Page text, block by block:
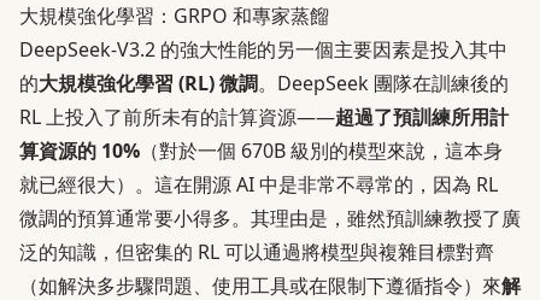
大規模強化學習：GRPO 和專家蒸餾
DeepSeek-V3.2 的強大性能的另一個主要因素是投入其中
的大規模強化學習 (RL) 微調。DeepSeek 團隊在訓練後的
RL 上投入了前所未有的計算資源——超過了預訓練所用計
算資源的 10% （對於一個 670B 級別的模型來說，這本身
就已經很大）。這在開源 AI 中是非常不尋常的，因為 RL
微調的預算通常要小得多。其理由是，雖然預訓練教授了廣
泛的知識，但密集的 RL 可以通過將模型與複雜目標對齊
（如解決多步驟問題、使用工具或在限制下遵循指令）來解